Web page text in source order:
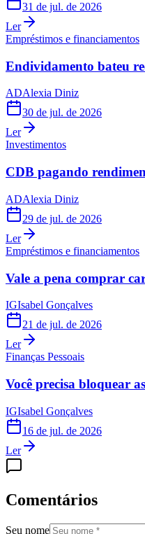
31 de jul. de 2026
Ler
Empréstimos e financiamentos
Endividamento bateu
ADAlexia Diniz
30 de jul. de 2026
Ler
Investimentos
CDB pagando
ADAlexia Diniz
29 de jul. de 2026
Ler
Empréstimos e financiamentos
Vale a pena comprar
IGIsabel Gonçalves
21 de jul. de 2026
Ler
Finanças Pessoais
Você precisa bloquear
IGIsabel Gonçalves
16 de jul. de 2026
Ler
Comentários
Seu nome